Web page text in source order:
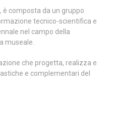
è composta da un gruppo
tecnico-scientifica e
nel campo della
museale.
che progetta, realizza e
e complementari del